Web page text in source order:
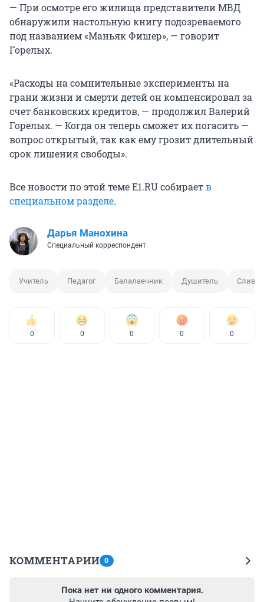
— При осмотре его жилища представители МВД
обнаружили настольную книгу подозреваемого
под названием «Маньяк Фишер», — говорит
Горелых.
«Расходы на сомнительные эксперименты на
грани жизни и смерти детей он компенсировал за
счет банковских кредитов, — продолжил Валерий
Горелых. — Когда он теперь сможет их погасить —
вопрос открытый, так как ему грозит длительный
срок лишения свободы».
Все новости по этой теме Е1.RU собираетв
специальном разделе.
Дарья Манохина
Специальный корреспондент
Учитель Педагог Балалаечник Душитель Сливко
0 0 0 0 0
КОММЕНТАРИИ 0
Пока нет ни одного комментария.